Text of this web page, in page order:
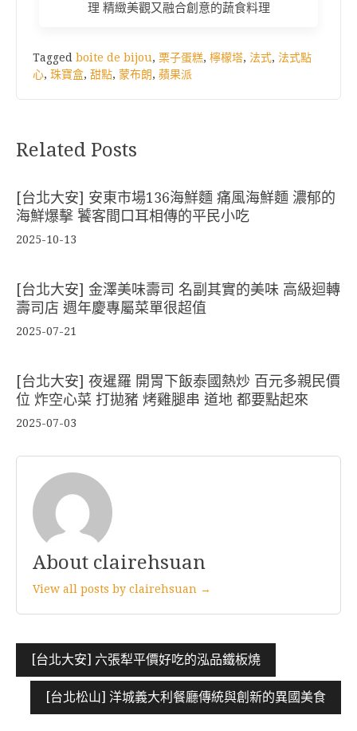
理 精緻美觀又融合創意的蔬食料理
Tagged boite de bijou, 栗子蛋糕, 檸檬塔, 法式, 法式點
心, 珠寶盒, 甜點, 蒙布朗, 蘋果派
Related Posts
[台北大安] 安東市場136海鮮麵 痛風海鮮麵 濃郁的
海鮮爆擊 饕客間口耳相傳的平民小吃
2025-10-13
[台北大安] 金澤美味壽司 名副其實的美味 高級迴轉
壽司店 週年慶專屬菜單很超值
2025-07-21
[台北大安] 夜暹羅 開胃下飯泰國熱炒 百元多親民價
位 炸空心菜 打拋豬 烤雞腿串 道地 都要點起來
2025-07-03
About clairehsuan
View all posts by clairehsuan →
文
章
導
[台北大安] 六張犁平價好吃的泓品鐵板燒
[台北松山] 洋城義大利餐廳傳統與創新的異國美食